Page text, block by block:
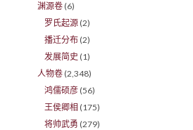
渊源卷 (6)
罗氏起源 (2)
播迁分布 (2)
发展简史 (1)
人物卷 (2,348)
鸿儒硕彦 (56)
王侯卿相 (175)
将帅武勇 (279)